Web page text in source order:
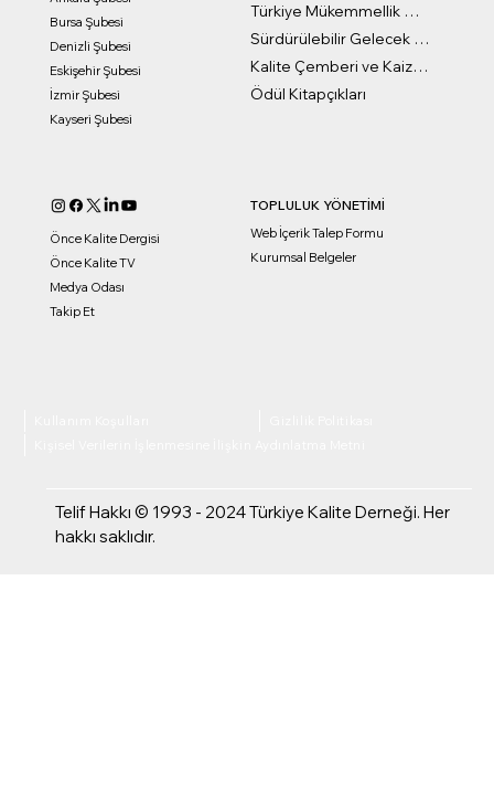
Telif Hakkı © 1993 - 2024 Türkiye Kalite Derneği. Her
hakkı saklıdır.
Türkiye Mükemmellik Ödülleri
Sürdürülebilir Gelecek Ödülleri
Kalite Çemberi ve Kaizen Ödülleri
Ödül Kitapçıkları
Bursa Şubesi
Denizli Şubesi
Eskişehir Şubesi
İzmir Şubesi
Kayseri Şubesi
TOPLULUK YÖNETİMİ
Web İçerik Talep Formu
Kurumsal Belgeler
Önce Kalite Dergisi
Önce Kalite TV
Medya Odası
Takip Et